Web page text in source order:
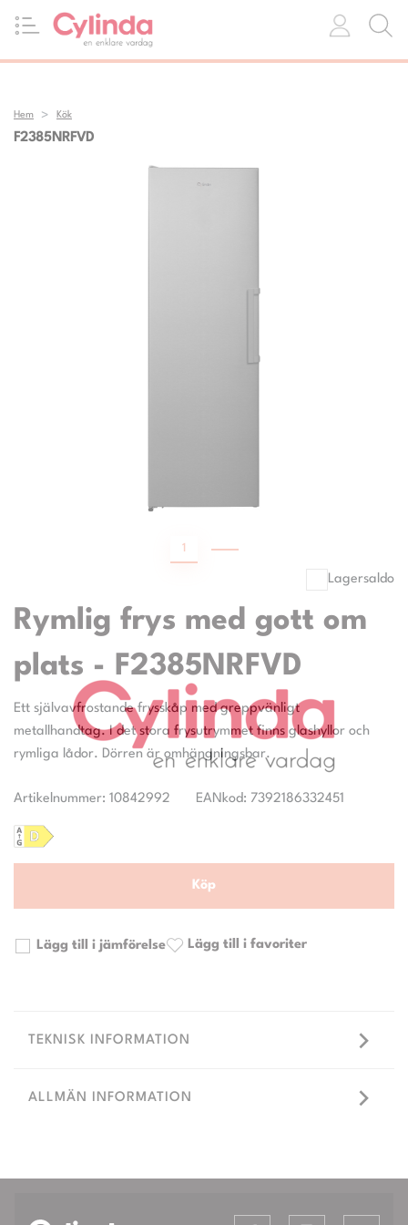
Hem Kök
F2385NRFVD
1
Lagersaldo
Rymlig frys med gott om
plats - F2385NRFVD
Ett självavfrostande frysskåp med greppvänligt
metallhandtag. I det stora frysutrymmet finns glashyllor och
Artikelnummer: 10842992 EANkod: 7392186332451
Köp
Lägg till i jämförelse Lägg till i favoriter
TEKNISK INFORMATION
ALLMÄN INFORMATION